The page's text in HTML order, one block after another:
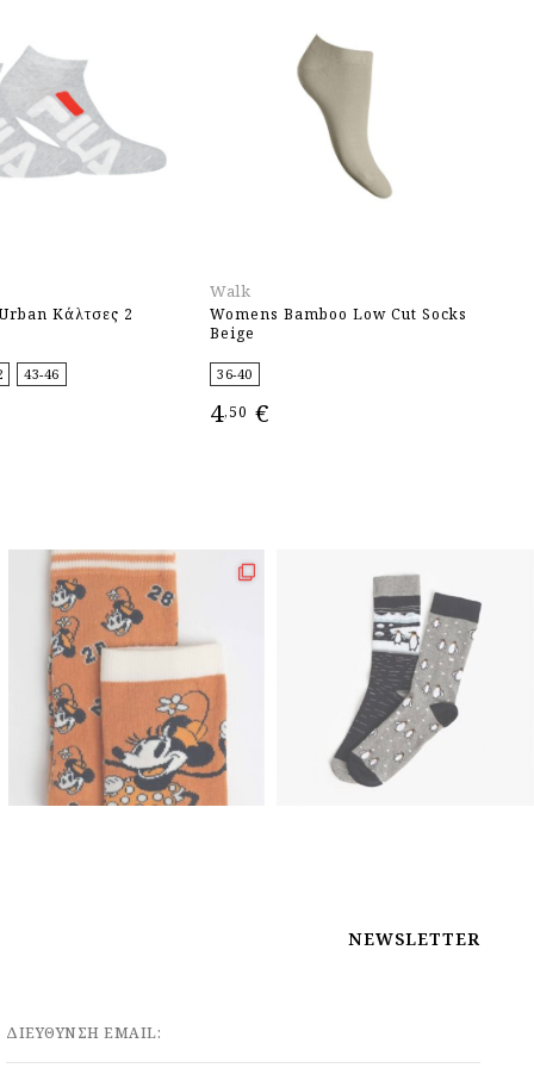
Κάλτσες 2
43-46
Walk
Womens Bamboo Low Cut Socks
Beige
36-40
4,50 €
NEWSLETTER
ΔΙΕΥΘΥΝΣΗ EMAIL: